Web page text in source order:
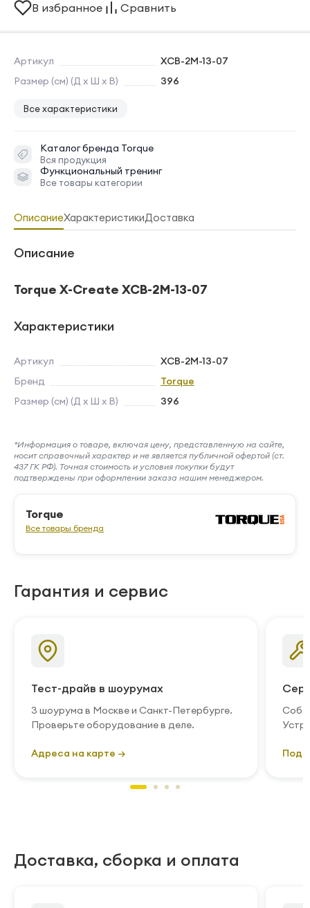
Артикул
XCB-2M-13-07
Размер (см) (Д х Ш х В)
396
Все характеристики
Каталог бренда Torque
Вся продукция
Функциональный тренинг
Все товары категории
В избранное Сравнить
ОписаниеХарактеристикиДоставка
Описание
Torque X-Create XCB-2M-13-07
Характеристики
Артикул
XCB-2M-13-07
Бренд
Torque
Размер (см) (Д х Ш х В)
396
*Информация о товаре, включая цену, представленную на сайте,
носит справочный характер и не является публичной офертой (ст.
437 ГК РФ). Точная стоимость и условия покупки будут
подтверждены при оформлении заказа нашим менеджером.
Torque
Все товары бренда
Гарантия и сервис
Тест-драйв в шоурумах
3 шоурума в Москве и Санкт-Петербурге.
Проверьте оборудование в деле.
Адреса на карте →
Доставка, сборка и оплата